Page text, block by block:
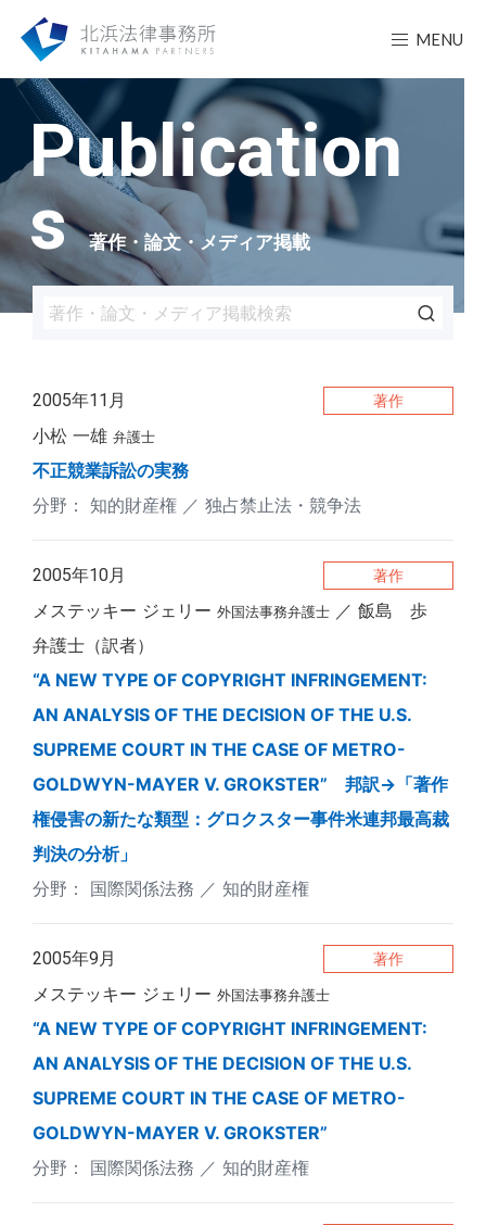
MENU
Publication
s
著作・論文・メディア掲載
2005年11月 著作
小松 一雄 弁護士
不正競業訴訟の実務
知的財産権
独占禁止法・競争法
2005年10月 著作
メステッキー ジェリー 外国法事務弁護士
飯島 歩
弁護士（訳者）
“A NEW TYPE OF COPYRIGHT INFRINGEMENT:
AN ANALYSIS OF THE DECISION OF THE U.S.
SUPREME COURT IN THE CASE OF METRO-
GOLDWYN-MAYER V. GROKSTER” 邦訳→「著作
権侵害の新たな類型：グロクスター事件米連邦最高裁
判決の分析」
国際関係法務
知的財産権
2005年9月 著作
メステッキー ジェリー 外国法事務弁護士
“A NEW TYPE OF COPYRIGHT INFRINGEMENT:
AN ANALYSIS OF THE DECISION OF THE U.S.
SUPREME COURT IN THE CASE OF METRO-
GOLDWYN-MAYER V. GROKSTER”
国際関係法務
知的財産権